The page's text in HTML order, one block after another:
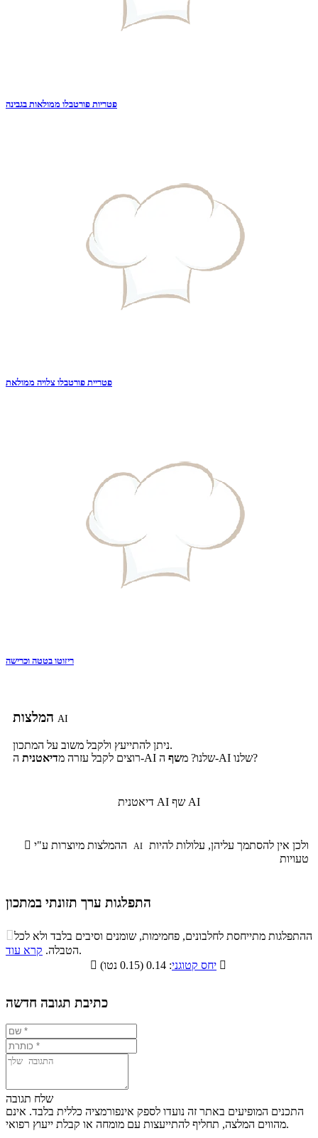
פטריות פורטבלו ממולאות בגבינה
פטריית פורטבלו צלויה ממולאת
ריזוטו בטטה וכרישה
AI
ניתן להתייעץ ולקבל משוב על המתכון.
רוצים לקבל עזרה מדיאטנית ה-AI שלנו? משף ה-AI שלנו?
דיאטנית AI שף AI
 AI
טעויות
התפלגות ערך תזונתי במתכון
התפלגות ערך תזונתי במתכון
סיבים
תזונתיים
שומנים חלבונים
17.4% 66.2%
ההתפלגות מתייחסת לחלבונים, פחמימות, שומנים וסיבים בלבד ולא לכל
הטבלה. קרא עוד
.

יחס קטוגני 
כתיבת תגובה חדשה
שלח תגובה
התכנים המופיעים באתר זה נועדו לספק אינפורמציה כללית בלבד. אינם
מהווים המלצה, תחליף להתייעצות עם מומחה או קבלת ייעוץ רפואי.